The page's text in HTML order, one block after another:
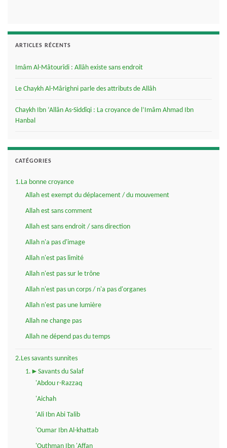
ARTICLES RÉCENTS
Imâm Al-Mâtourîdi : Allâh existe sans endroit
Le Chaykh Al-Mârighni parle des attributs de Allâh
Chaykh Ibn ‘Allân As-Siddîqi : La croyance de l’Imâm Ahmad Ibn
Hanbal
CATÉGORIES
1.La bonne croyance
Allah est exempt du déplacement / du mouvement
Allah est sans comment
Allah est sans endroit / sans direction
Allah n'a pas d'image
Allah n'est pas limité
Allah n'est pas sur le trône
Allah n'est pas un corps / n'a pas d'organes
Allah n'est pas une lumière
Allah ne change pas
Allah ne dépend pas du temps
2.Les savants sunnites
1.►Savants du Salaf
'Abdou r-Razzaq
'Aichah
'Ali Ibn Abi Talib
'Oumar Ibn Al-khattab
'Outhman Ibn 'Affan